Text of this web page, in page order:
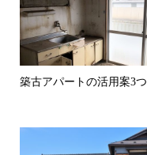
築古アパートの活用案3つ